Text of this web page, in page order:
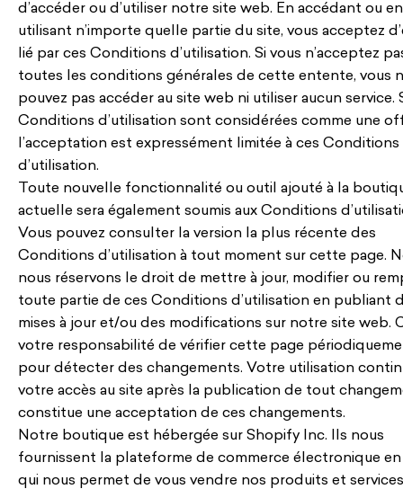
d’accéder ou d’utiliser notre site web. En accédant ou en
utilisant n’importe quelle partie du site, vous acceptez
lié par ces Conditions d’utilisation. Si vous n’acceptez
toutes les conditions générales de cette entente, vous
pouvez pas accéder au site web ni utiliser aucun service.
Conditions d’utilisation sont considérées comme une
l’acceptation est expressément limitée à ces Conditions
d’utilisation.
Toute nouvelle fonctionnalité ou outil ajouté à la
actuelle sera également soumis aux Conditions
Vous pouvez consulter la version la plus récente des
Conditions d’utilisation à tout moment sur cette page.
nous réservons le droit de mettre à jour, modifier ou
toute partie de ces Conditions d’utilisation en publiant
mises à jour et/ou des modifications sur notre site web.
votre responsabilité de vérifier cette page
pour détecter des changements. Votre utilisation
votre accès au site après la publication de tout
constitue une acceptation de ces changements.
Notre boutique est hébergée sur Shopify Inc. Ils nous
fournissent la plateforme de commerce électronique
qui nous permet de vous vendre nos produits et